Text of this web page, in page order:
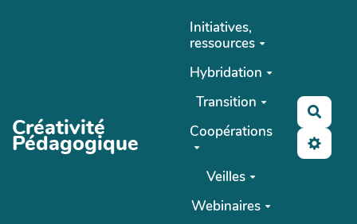
Créativité
Pédagogique
Initiatives,
ressources
Hybridation
Transition
Coopérations
Veilles
Webinaires